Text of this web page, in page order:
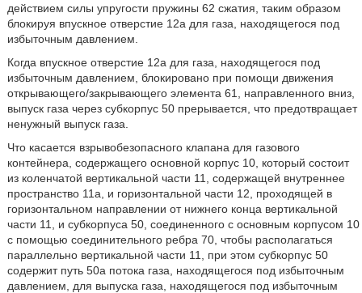
действием силы упругости пружины 62 сжатия, таким образом
блокируя впускное отверстие 12а для газа, находящегося под
избыточным давлением.
Когда впускное отверстие 12а для газа, находящегося под
избыточным давлением, блокировано при помощи движения
открывающего/закрывающего элемента 61, направленного вниз,
выпуск газа через субкорпус 50 прерывается, что предотвращает
ненужный выпуск газа.
Что касается взрывобезопасного клапана для газового
контейнера, содержащего основной корпус 10, который состоит
из коленчатой вертикальной части 11, содержащей внутреннее
пространство 11а, и горизонтальной части 12, проходящей в
горизонтальном направлении от нижнего конца вертикальной
части 11, и субкорпуса 50, соединенного с основным корпусом 10
с помощью соединительного ребра 70, чтобы располагаться
параллельно вертикальной части 11, при этом субкорпус 50
содержит путь 50а потока газа, находящегося под избыточным
давлением, для выпуска газа, находящегося под избыточным